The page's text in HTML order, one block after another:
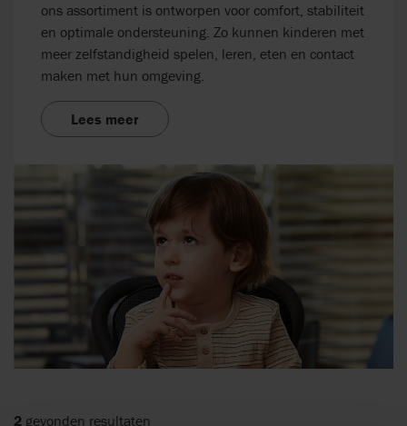
ons assortiment is ontworpen voor comfort, stabiliteit
en optimale ondersteuning. Zo kunnen kinderen met
meer zelfstandigheid spelen, leren, eten en contact
maken met hun omgeving.
Lees meer
2 gevonden resultaten